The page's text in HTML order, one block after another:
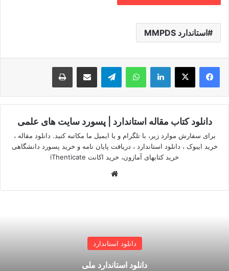
استاندارد MMPDS
لینکدین واتس آپ تلگرام اشتراک گذاری از طریق ایمیل چاپ
دانلود کتاب مقاله استاندارد | پسورد سایت های علمی
برای سفارش موارد زیر، با تلگرام و یا ایمیل ما مکاتبه کنید. دانلود مقاله ،
خرید ایبوک ، دانلود استاندارد ، دریافت پایان نامه و خرید پسورد دانشگاهی
خرید کتابهای آمازون، خرید اکانت iThenticate
دانلود استاندارد
دانلود استاندارد ملی